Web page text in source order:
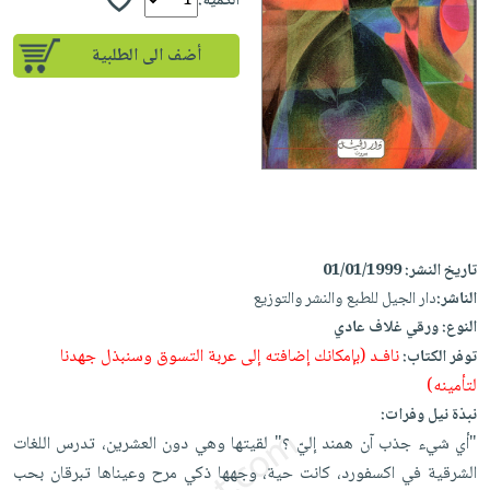
إختياراتنا
كتب
أكاديمية
صندوق
القراءة
iKitab
بلا
حدود
أسئلة
يتكرر
على
Android
تحميل
iKitab
على
Apple
أسئلة
يتكرر
طرحها
تحميل
masmu3
على
masmu3
على
Apple
المواضيع
الأكثر
مبيعاً
إختياراتنا
وسائل
القراءة
جوائز
تعليمية
الصحة
والعناية
الشخصية
جديد
العناية
الشخصية
العناية
وتصفيف
الشعر
العناية
بالجسم
المطبخ
والسفرة
جديد
الكل
أواني
الطهي
أدوات
متجر
الهدايا
أقسام
أضف الى الطلبية
تاريخ النشر:01/01/1999
الناشر:دار الجيل للطبع والنشر والتوزيع
النوع:ورقي غلاف عادي
توفر الكتاب:نافـد (بإمكانك إضافته إلى عربة التسوق وسنبذل جهدنا
لتأمينه)
نبذة نيل وفرات:
"أي شيء جذب آن همند إليّ ؟" لقيتها وهي دون العشرين، تدرس اللغات
الشرقية في اكسفورد، كانت حية، وجهها ذكي مرح وعيناها تبرقان بحب